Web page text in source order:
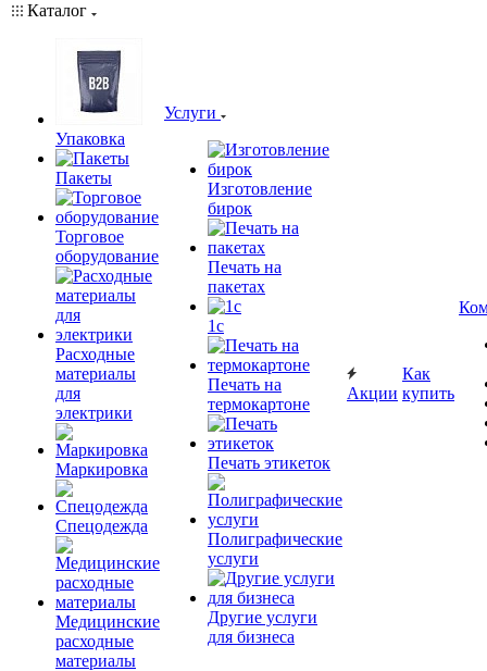
Каталог
Упаковка
Пакеты
Торговое
оборудование
Расходные
материалы
для
электрики
Маркировка
Спецодежда
Медицинские
расходные
материалы
Услуги
Изготовление
бирок
Печать на
пакетах
1c
Печать на
термокартоне
Печать этикеток
Полиграфические
услуги
Другие услуги
для бизнеса
Акции
Как
купить